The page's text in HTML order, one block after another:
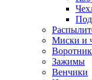
Миски и
Зажимы
Венчики